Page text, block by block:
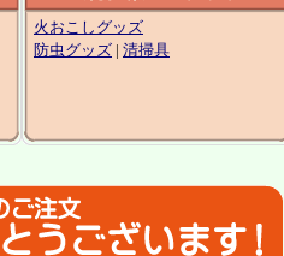
火おこしグッズ
防虫グッズ
清掃具